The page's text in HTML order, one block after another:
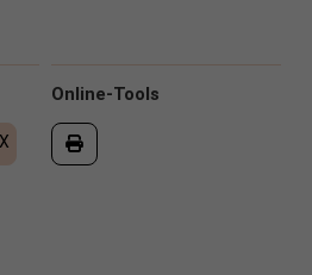
Online-Tools
X